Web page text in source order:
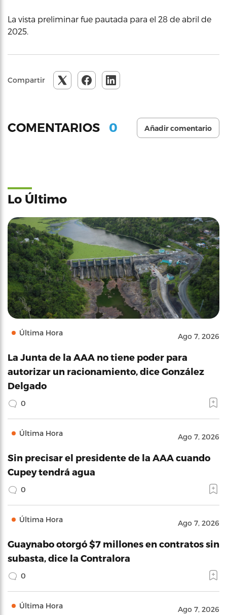
La vista preliminar fue pautada para el 28 de abril de
2025.
Compartir
COMENTARIOS 0 Añadir comentario
Lo Último
Última Hora Ago 7, 2026
La Junta de la AAA no tiene poder para
autorizar un racionamiento, dice González
Delgado
0
Última Hora Ago 7, 2026
Sin precisar el presidente de la AAA cuando
Cupey tendrá agua
0
Última Hora Ago 7, 2026
Guaynabo otorgó $7 millones en contratos sin
subasta, dice la Contralora
0
Última Hora Ago 7, 2026